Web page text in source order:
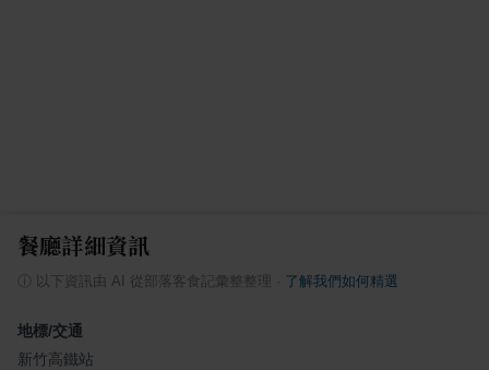
餐廳詳細資訊
以下資訊由 AI 從部落客食記彙整整理 了解我們如何精選
地標/交通
新竹高鐵站